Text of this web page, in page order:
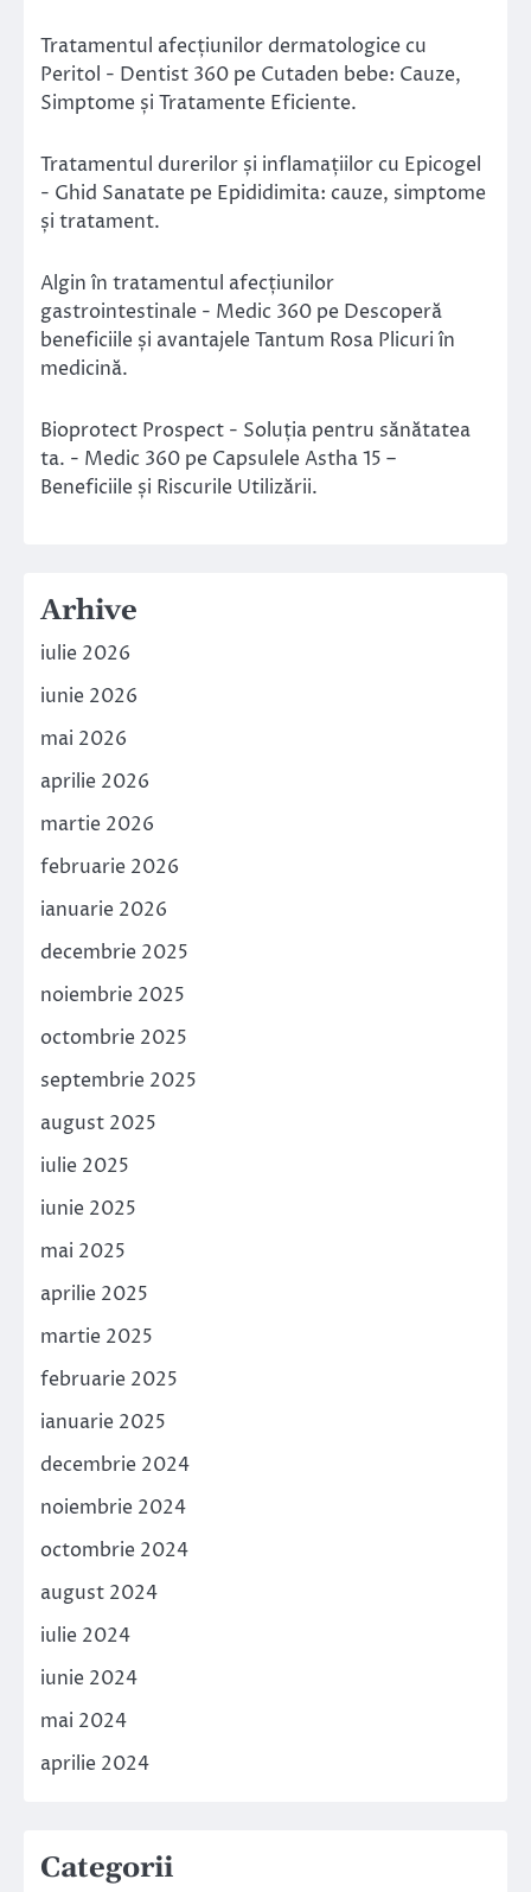
Tratamentul afecțiunilor dermatologice cu
Peritol - Dentist 360 pe Cutaden bebe: Cauze,
Simptome și Tratamente Eficiente.
Tratamentul durerilor și inflamațiilor cu Epicogel
- Ghid Sanatate pe Epididimita: cauze, simptome
și tratament.
Algin în tratamentul afecțiunilor
gastrointestinale - Medic 360 pe Descoperă
beneficiile și avantajele Tantum Rosa Plicuri în
medicină.
Bioprotect Prospect - Soluția pentru sănătatea
ta. - Medic 360 pe Capsulele Astha 15 –
Beneficiile și Riscurile Utilizării.
Arhive
iulie 2026
iunie 2026
mai 2026
aprilie 2026
martie 2026
februarie 2026
ianuarie 2026
decembrie 2025
noiembrie 2025
octombrie 2025
septembrie 2025
august 2025
iulie 2025
iunie 2025
mai 2025
aprilie 2025
martie 2025
februarie 2025
ianuarie 2025
decembrie 2024
noiembrie 2024
octombrie 2024
august 2024
iulie 2024
iunie 2024
mai 2024
aprilie 2024
Categorii